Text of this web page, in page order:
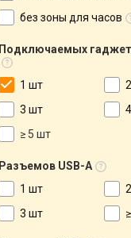
без зоны для часов
Подключаемых
1 шт
3 шт
≥ 5 шт
Разъемов USB-A
1 шт
3 шт